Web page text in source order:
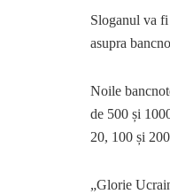
Sloganul va fi
asupra
Noile
de 500 și
20, 100 și
„Glorie